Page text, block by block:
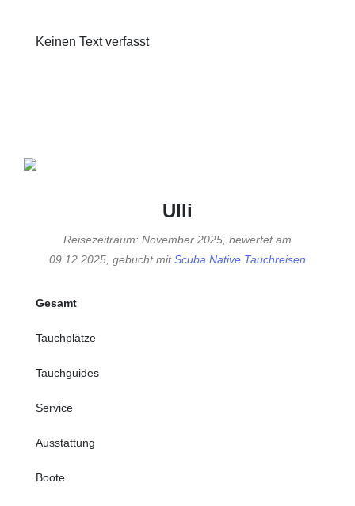
Keinen Text verfasst
Ulli
Reisezeitraum: November 2025, bewertet am
09.12.2025, gebucht mitScuba Native Tauchreisen
Gesamt
Tauchplätze
Tauchguides
Service
Ausstattung
Boote